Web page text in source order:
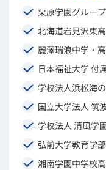
栗原学園グループ
北海道岩見沢東
麗澤瑞浪中学・
日本福祉大学 付
学校法人浜松海
国立大学法人 筑
学校法人 清風学
弘前大学教育学
湘南学園中学校